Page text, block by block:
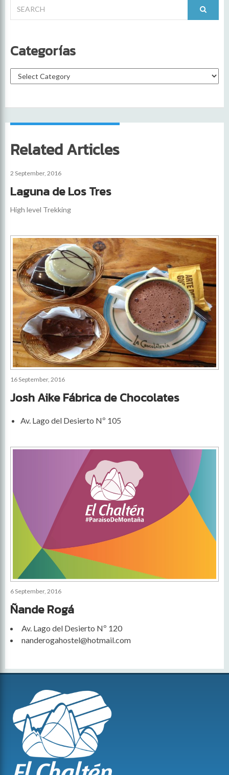
for:
Categorías
Categorías
Related Articles
2 September, 2016
Laguna de Los Tres
High level Trekking
16 September, 2016
Josh Aike Fábrica de Chocolates
Av. Lago del Desierto Nº 105
6 September, 2016
Ñande Rogá
Av. Lago del Desierto Nº 120
nanderogahostel@hotmail.com